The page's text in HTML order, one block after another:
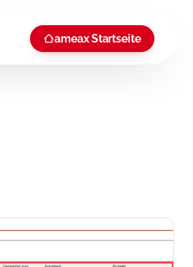
ameax Startseite